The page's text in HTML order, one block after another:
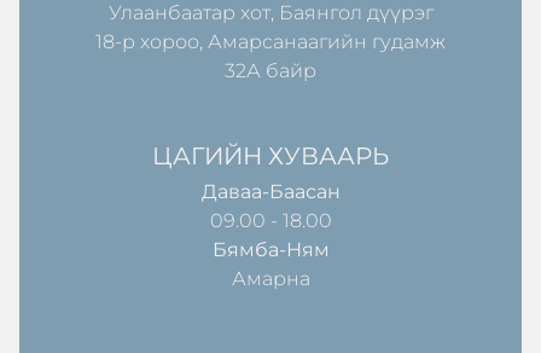
Улаанбаатар хот, Баянгол дүүрэг
18-р хороо, Амарсанаагийн гудамж
32А байр
ЦАГИЙН ХУВААРЬ
Даваа-Баасан
09.00 - 18.00
Бямба-Ням
Амарна